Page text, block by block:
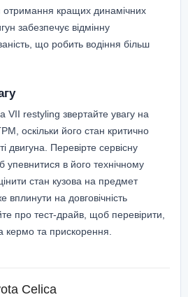
отримання кращих динамічних
забезпечує відмінну
що робить водіння більш
VII restyling звертайте увагу на
оскільки його стан критично
двигуна. Перевірте сервісну
упевнитися в його технічному
стан кузова на предмет
вплинути на довговічність
про тест-драйв, щоб перевірити,
кермо та прискорення.
Celica